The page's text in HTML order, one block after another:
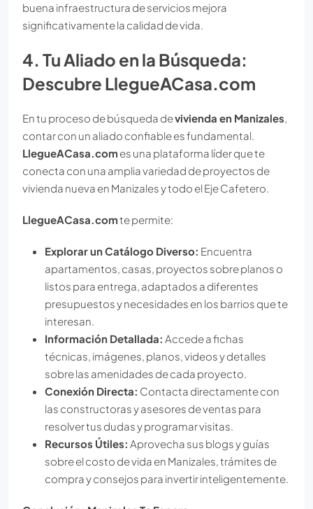
buena infraestructura de servicios mejora
significativamente la calidad de vida.
4. Tu Aliado en la Búsqueda:
Descubre LlegueACasa.com
En tu proceso de búsqueda devivienda en Manizales,
contar con un aliado confiable es fundamental.
LlegueACasa.com es una plataforma líder que te
conecta con una amplia variedad de proyectos de
vivienda nueva en Manizales y todo el Eje Cafetero.
LlegueACasa.comte permite:
Explorar un Catálogo Diverso: Encuentra
apartamentos, casas, proyectos sobre planos o
listos para entrega, adaptados a diferentes
presupuestos y necesidades en los barrios que te
interesan.
Información Detallada: Accede a fichas
técnicas, imágenes, planos, videos y detalles
sobre las amenidades de cada proyecto.
Conexión Directa: Contacta directamente con
las constructoras y asesores de ventas para
resolver tus dudas y programar visitas.
Recursos Útiles: Aprovecha sus blogs y guías
sobre el costo de vida en Manizales, trámites de
compra y consejos para invertir inteligentemente.